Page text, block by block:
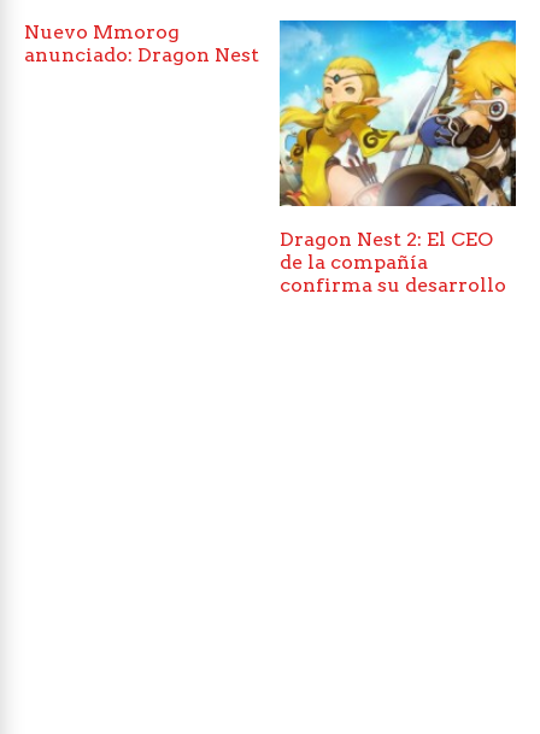
Nuevo Mmorog
anunciado: Dragon Nest
Dragon Nest 2: El CEO
de la compañía
confirma su desarrollo